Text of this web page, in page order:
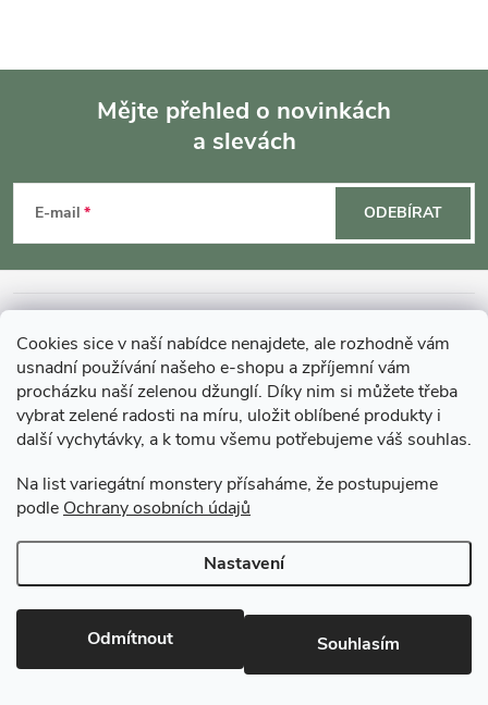
Cookies sice v naší nabídce nenajdete, ale rozhodně vám
usnadní používání našeho e-shopu a zpříjemní vám
procházku naší zelenou džunglí. Díky nim si můžete třeba
vybrat zelené radosti na míru, uložit oblíbené produkty i
další vychytávky, a k tomu všemu potřebujeme váš souhlas.
Na list variegátní monstery přísaháme, že postupujeme
podle Ochrany osobních údajů
Nastavení
Odmítnout Souhlasím
p
a
Mějte přehled o novinkách
a slevách
E-mail ODEBÍRAT
MOHLO BY VÁS ZAJÍMAT
O GARDNERS
Gardners Design - Projekt, realizace a údržba zahrad a interiérů
Copyright 2026Gardners-eshop.cz. Všechna práva vyhrazena.Upravit
nastavení cookies